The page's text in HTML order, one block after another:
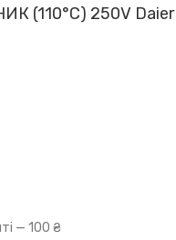
(110°C) 250V Daier
— 100 ₴